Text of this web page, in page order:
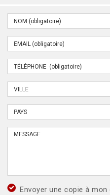
Envoyer une copie à mon